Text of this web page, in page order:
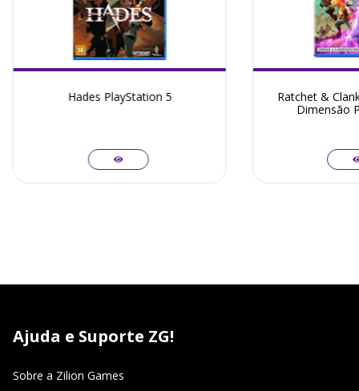
Hades PlayStation 5
Ratchet &
Dimensão
Ajuda e Suporte ZG!
Sobre a Zilion Games